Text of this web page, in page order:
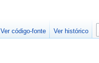
Ver código-fonte Ver histórico